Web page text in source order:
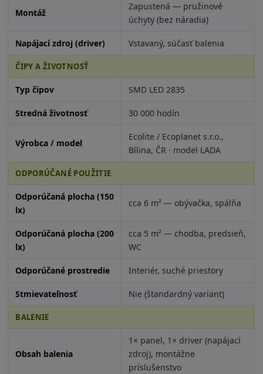
Montáž
Zapustená — pružinové
úchyty (bez náradia)
Napájací zdroj (driver) Vstavaný, súčasť balenia
ČIPY A ŽIVOTNOSŤ
Typ čipov SMD LED 2835
Stredná životnosť 30 000 hodín
Výrobca / model
Ecolite / Ecoplanet s.r.o.,
Bílina, ČR · model LADA
ODPORÚČANÉ POUŽITIE
Odporúčaná plocha (150
lx)
cca 6 m² — obývačka, spálňa
Odporúčaná plocha (200
lx)
cca 5 m² — chodba, predsieň,
WC
Odporúčané prostredie Interiér, suché priestory
Stmievateľnosť Nie (štandardný variant)
BALENIE
Obsah balenia
1× panel, 1× driver (napájací
zdroj), montážne
príslušenstvo